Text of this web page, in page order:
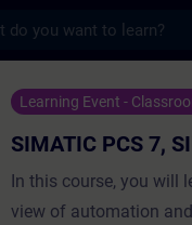
7, SIMATIC
Learning Event -
SIMATIC PCS 7,
In this course, you will
view of automation